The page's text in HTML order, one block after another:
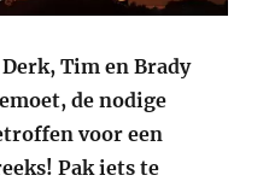
Tim en Brady
de nodige
voor een
Pak iets te